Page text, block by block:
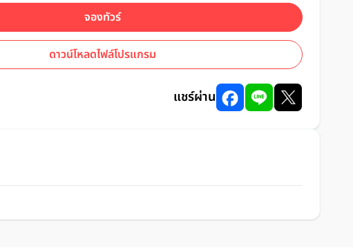
จองทัวร์
ดาวน์โหลดไฟล์โปรแกรม
แชร์ผ่าน